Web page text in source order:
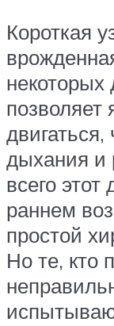
Короткая
некоторых
позволяет
дыхания и
всего этот
раннем
простой
Но те, кто